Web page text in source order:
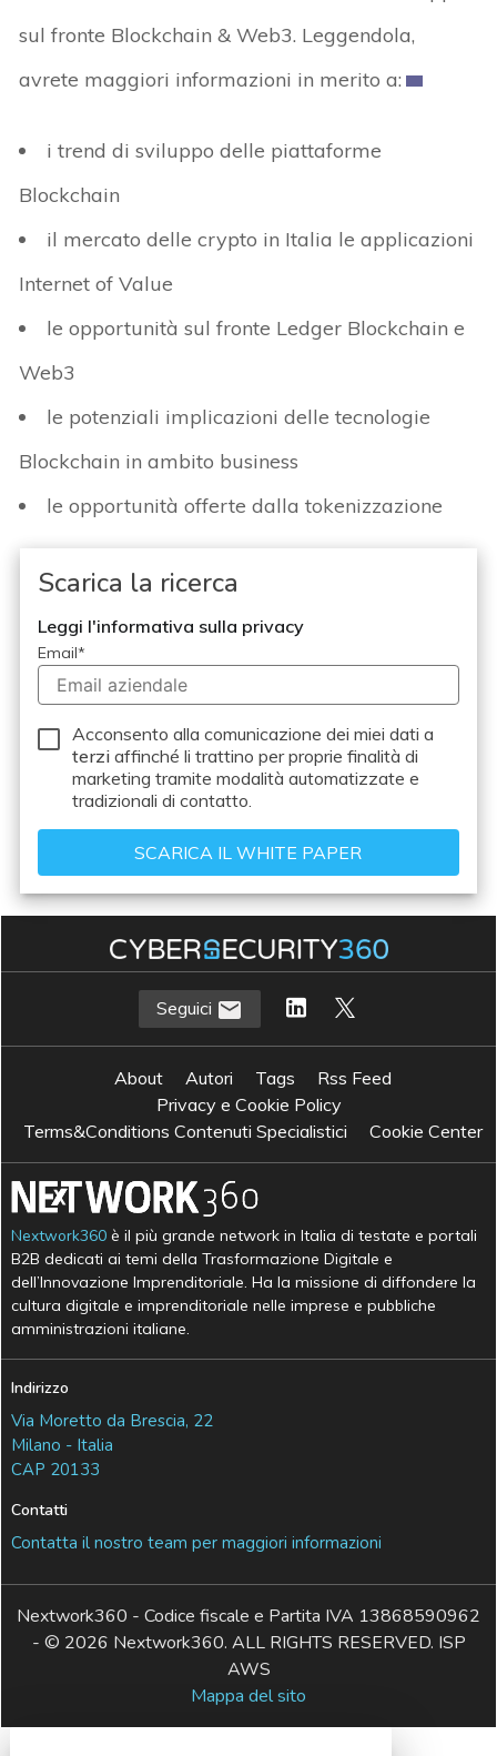
sul fronte Blockchain & Web3. Leggendola,
avrete maggiori informazioni in merito a:
i trend di sviluppo delle piattaforme
Blockchain
il mercato delle crypto in Italia le applicazioni
Internet of Value
le opportunità sul fronte Ledger Blockchain e
Web3
le potenziali implicazioni delle tecnologie
Blockchain in ambito business
le opportunità offerte dalla tokenizzazione
Scarica la ricerca
Leggi l'informativa sulla privacy
Email*
Acconsento alla comunicazione dei miei dati a
terzi affinché li trattino per proprie finalità di
marketing tramite modalità automatizzate e
tradizionali di contatto.
Seguici
About Autori Tags
Rss Feed
Privacy e Cookie Policy
Terms&Conditions Contenuti Specialistici
Cookie Center
Nextwork360 è il più grande network in Italia di testate e portali
B2B dedicati ai temi della Trasformazione Digitale e
dell’Innovazione Imprenditoriale. Ha la missione di diffondere la
cultura digitale e imprenditoriale nelle imprese e pubbliche
amministrazioni italiane.
Indirizzo
Via Moretto da Brescia, 22
Milano - Italia
CAP 20133
Contatti
Contatta il nostro team per maggiori informazioni
Nextwork360 - Codice fiscale e Partita IVA 13868590962
- © 2026 Nextwork360. ALL RIGHTS RESERVED. ISP
AWS
Mappa del sito